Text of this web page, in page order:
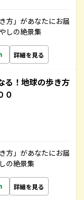
方」があなたにお届
しの絶景集
詳細を見る
る！地球の歩き方
０
方」があなたにお届
の絶景集
詳細を見る